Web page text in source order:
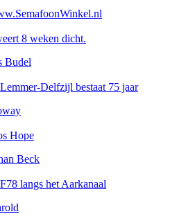
8 weken dicht.
Budel
Delfzijl bestaat 75 jaar
Hope
Beck
langs het Aarkanaal